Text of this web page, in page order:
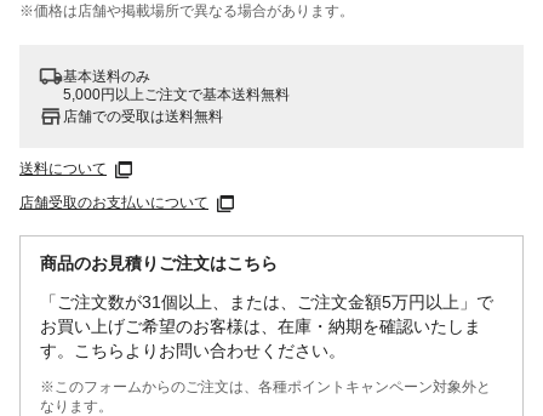
※価格は​店舗や​掲載場所で​異なる​場合が​あります。
基本送料のみ
5,000円以上ご注文で基本送料無料
店舗での受取は送料無料
送料について
店舗受取のお支払いについて
商品のお見積りご注文はこちら
「ご注文数が31個以上、または、ご注文金額5万円以上」で
お買い上げご希望のお客様は、在庫・納期を確認いたしま
す。こちらよりお問い合わせください。
※このフォームからのご注文は、各種ポイントキャンペーン対象外と
なります。